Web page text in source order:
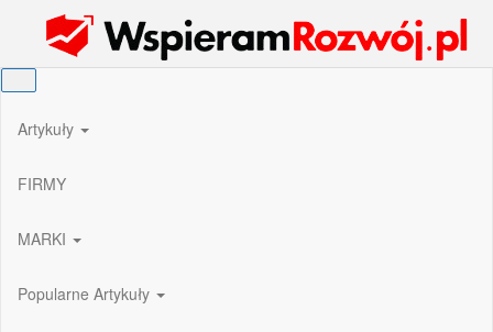
Wspieram Rozwój PL
Artykuły
FIRMY
MARKI
Popularne Artykuły